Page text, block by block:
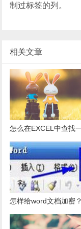
制过标签的列。
相关文章
怎么在EXCEL中查找
多少是重复的？
怎样给word文档加密？